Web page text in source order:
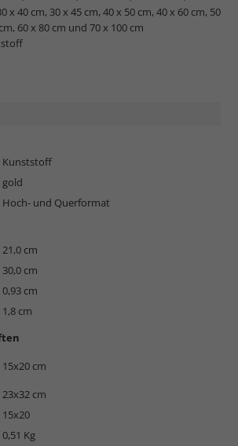
x 40 cm, 30 x 45 cm, 40 x 50 cm, 40 x 60 cm, 50
60 x 80 cm und 70 x 100 cm
Kunststoff
gold
Hoch- und Querformat
21,0 cm
30,0 cm
0,93 cm
1,8 cm
15x20 cm
23x32 cm
15x20
0,51 Kg